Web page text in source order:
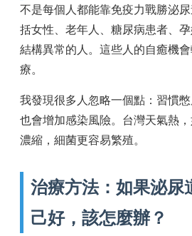
不是每個人都能靠免疫力戰勝泌
括女性、老年人、糖尿病患者、
結構異常的人。這些人的自癒機
療。
我發現很多人忽略一個點：習慣憋
也會增加感染風險。台灣天氣熱
濃縮，細菌更容易繁殖。
治療方法：如果泌尿
己好，該怎麼辦？